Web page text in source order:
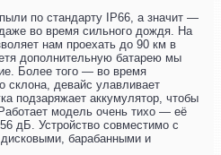
по стандарту IP66, а значит —
во время сильного дождя. На
нам проехать до 90 км в
дополнительную батарею мы
Более того — во время
склона, девайс улавливает
подзаряжает аккумулятор, чтобы
модель очень тихо — её
дБ. Устройство совместимо с
дисковыми, барабанными и